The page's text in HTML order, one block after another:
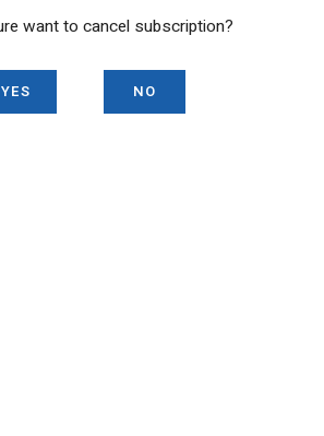
want to cancel subscription?
YES NO